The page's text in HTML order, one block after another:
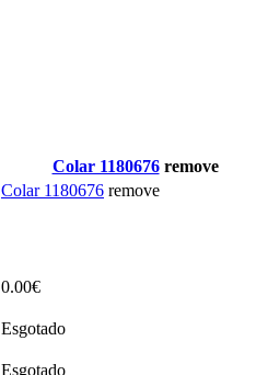
Colar 1180676 remove
Colar 1180676 remove
0.00€
Esgotado
Esgotado